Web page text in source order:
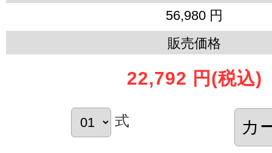
56,980 円
販売価格
22,792 円 (税込)
式